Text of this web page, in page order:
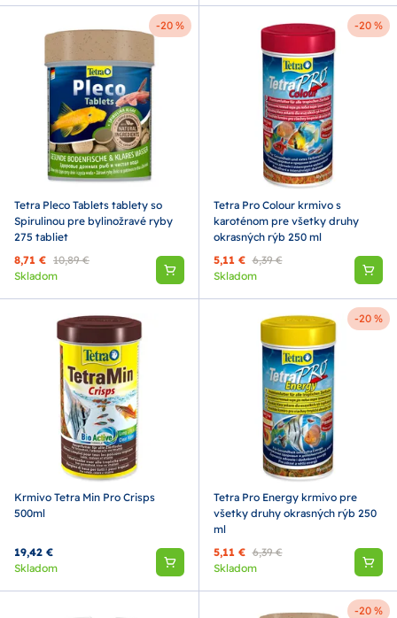
-20 %
Tetra Pleco Tablets tablety so
Spirulinou pre bylinožravé ryby
275 tabliet
8,71 € 10,89 €
Skladom
-20 %
Tetra Pro Colour krmivo s
karoténom pre všetky druhy
okrasných rýb 250 ml
5,11 € 6,39 €
Skladom
Krmivo Tetra Min Pro Crisps
500ml
19,42 €
Skladom
-20 %
Tetra Pro Energy krmivo pre
všetky druhy okrasných rýb 250
ml
5,11 € 6,39 €
Skladom
-20 %